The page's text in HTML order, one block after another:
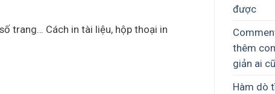
trang… Cách in tài liệu, hộp thoại in
được
thêm
giản ai
Hàm dò